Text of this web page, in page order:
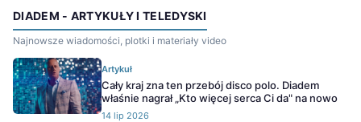
DIADEM - ARTYKUŁY I TELEDYSKI
Najnowsze wiadomości, plotki i materiały video
Artykuł
Cały kraj zna ten przebój disco polo. Diadem
właśnie nagrał „Kto więcej serca Ci da" na nowo
14 lip 2026